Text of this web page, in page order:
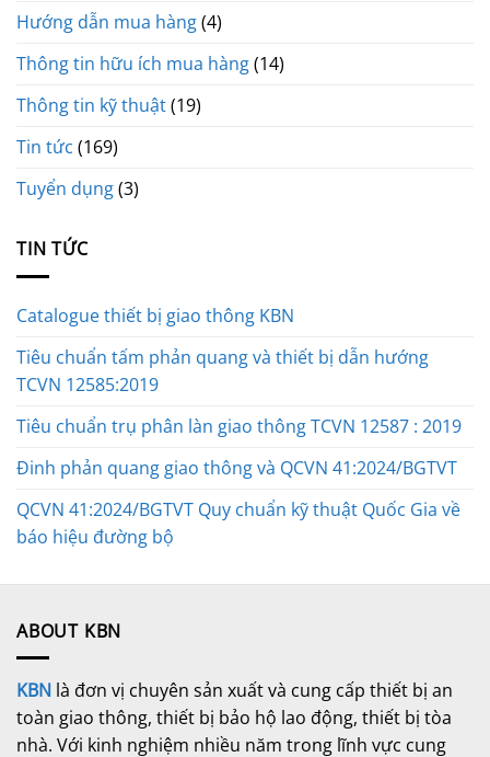
Hướng dẫn mua hàng(4)
Thông tin hữu ích mua hàng(14)
Thông tin kỹ thuật(19)
Tin tức (169)
Tuyển dụng(3)
TIN TỨC
Catalogue thiết bị giao thông KBN
Tiêu chuẩn tấm phản quang và thiết bị dẫn hướng
TCVN 12585:2019
Tiêu chuẩn trụ phân làn giao thông TCVN 12587 : 2019
Đinh phản quang giao thông và QCVN 41:2024/BGTVT
QCVN 41:2024/BGTVT Quy chuẩn kỹ thuật Quốc Gia về
báo hiệu đường bộ
ABOUT KBN
KBN là đơn vị chuyên sản xuất và cung cấp thiết bị an
toàn giao thông, thiết bị bảo hộ lao động, thiết bị tòa
nhà. Với kinh nghiệm nhiều năm trong lĩnh vực cung